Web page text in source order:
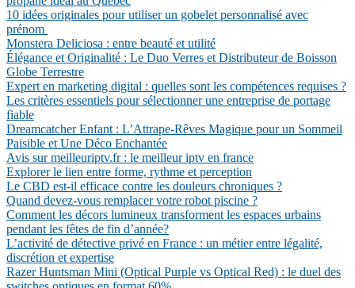
10 idées originales pour utiliser un gobelet personnalisé avec
prénom
Monstera Deliciosa : entre beauté et utilité
Élégance et Originalité : Le Duo Verres et Distributeur de Boisson
Globe Terrestre
Expert en marketing digital : quelles sont les compétences requises ?
Les critères essentiels pour sélectionner une entreprise de portage
fiable
Dreamcatcher Enfant : L’Attrape-Rêves Magique pour un Sommeil
Paisible et Une Déco Enchantée
Avis sur meilleuriptv.fr : le meilleur iptv en france
Explorer le lien entre forme, rythme et perception
Le CBD est-il efficace contre les douleurs chroniques ?
Quand devez-vous remplacer votre robot piscine ?
Comment les décors lumineux transforment les espaces urbains
pendant les fêtes de fin d’année?
L’activité de détective privé en France : un métier entre légalité,
discrétion et expertise
Razer Huntsman Mini (Optical Purple vs Optical Red) : le duel des